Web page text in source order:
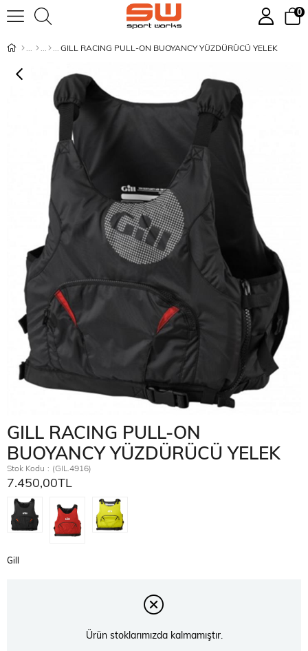
0
GILL RACING PULL-ON BUOYANCY YÜZDÜRÜCÜ YELEK
GILL RACING PULL-ON
BUOYANCY YÜZDÜRÜCÜ YELEK
Stok Kodu (GIL.4916)
7.450,00TL
Gill
Ürün stoklarımızda kalmamıştır.